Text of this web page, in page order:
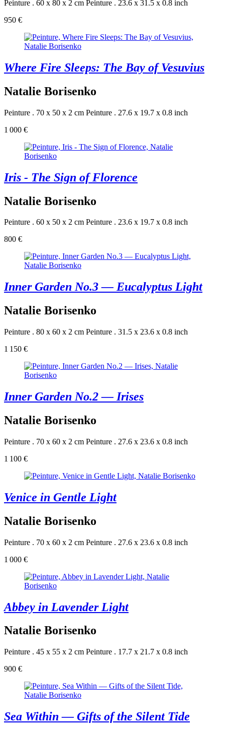
Peinture . 60 x 80 x 2 cm Peinture . 23.6 x 31.5 x 0.8 inch
950 €
Where Fire Sleeps: The Bay of Vesuvius
Natalie Borisenko
Peinture . 70 x 50 x 2 cm Peinture . 27.6 x 19.7 x 0.8 inch
1 000 €
Iris - The Sign of Florence
Natalie Borisenko
Peinture . 60 x 50 x 2 cm Peinture . 23.6 x 19.7 x 0.8 inch
800 €
Inner Garden No.3 — Eucalyptus Light
Natalie Borisenko
Peinture . 80 x 60 x 2 cm Peinture . 31.5 x 23.6 x 0.8 inch
1 150 €
Inner Garden No.2 — Irises
Natalie Borisenko
Peinture . 70 x 60 x 2 cm Peinture . 27.6 x 23.6 x 0.8 inch
1 100 €
Venice in Gentle Light
Natalie Borisenko
Peinture . 70 x 60 x 2 cm Peinture . 27.6 x 23.6 x 0.8 inch
1 000 €
Abbey in Lavender Light
Natalie Borisenko
Peinture . 45 x 55 x 2 cm Peinture . 17.7 x 21.7 x 0.8 inch
900 €
Sea Within — Gifts of the Silent Tide